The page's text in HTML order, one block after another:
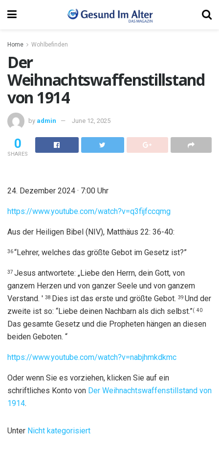
Home Wohlbefinden
Der
Weihnachtswaffenstillstand
von 1914
by admin June 12, 2025
0
SHARES
24. Dezember 2024 · 7:00 Uhr
https://www.youtube.com/watch?v=q3fijfccqmg
Aus der Heiligen Bibel (NIV), Matthäus 22: 36-40:
36“Lehrer, welches das größte Gebot im Gesetz ist?”
37 Jesus antwortete: „Liebe den Herrn, dein Gott, von
ganzem Herzen und von ganzer Seele und von ganzem
Verstand. ' 38 Dies ist das erste und größte Gebot. 39 Und der
zweite ist so: “Liebe deinen Nachbarn als dich selbst.”( 40
Das gesamte Gesetz und die Propheten hängen an diesen
beiden Geboten. “
https://www.youtube.com/watch?v=nabjhmkdkmc
Oder wenn Sie es vorziehen, klicken Sie auf ein
schriftliches Konto von Der Weihnachtswaffenstillstand von
1914.
Unter Nicht kategorisiert